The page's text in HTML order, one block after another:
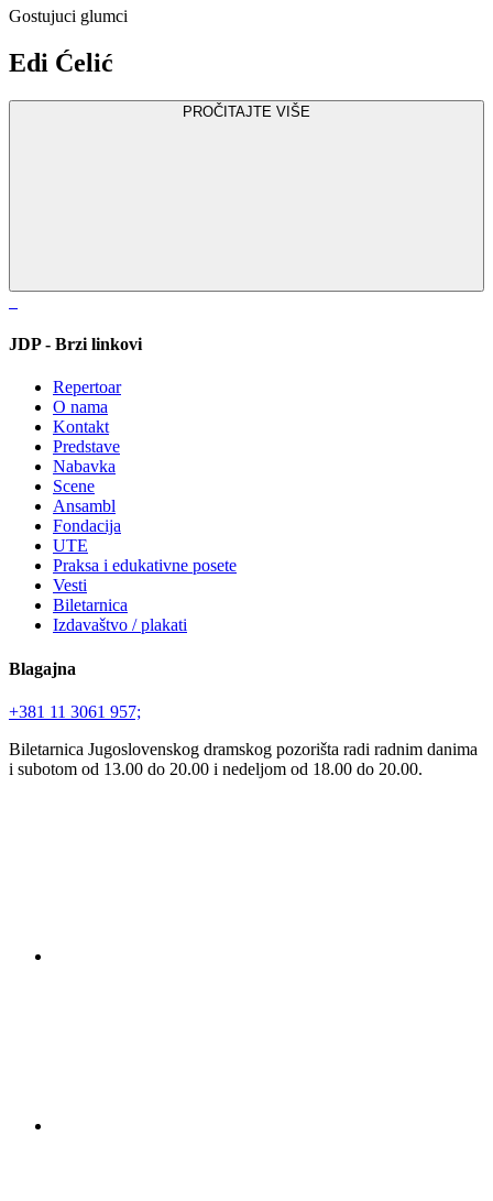
Gostujuci glumci
Edi Ćelić
PROČITAJTE VIŠE
JDP - Brzi linkovi
Repertoar
O nama
Kontakt
Predstave
Nabavka
Scene
Ansambl
Fondacija
UTE
Praksa i edukativne posete
Vesti
Biletarnica
Izdavaštvo / plakati
Blagajna
+381 11 3061 957;
Biletarnica Jugoslovenskog dramskog pozorišta radi radnim danima
i subotom od 13.00 do 20.00 i nedeljom od 18.00 do 20.00.